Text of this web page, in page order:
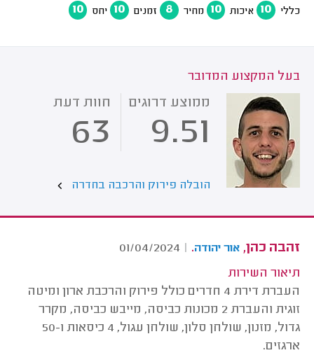
כללי 10 איכות 10 מחיר 8 זמנים 10 יחס 10
בעל המקצוע המדובר
ממוצע דרוגים
9.51
חוות דעת
63
הובלה פירוק והרכבה בחדרה
זהבה כהן, אור יהודה.
|
01/04/2024
תיאור השירות
העברת דירת 4 חדרים כולל פירוק והרכבת ארון ומיטה
זוגית והעברת 2 מכונות כביסה, מייבש כביסה, מקרר
גדול, מזנון, שולחן סלון, שולחן עגול, 4 כיסאות ו-50
ארגזים.